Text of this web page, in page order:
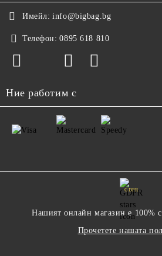
Имейл: info@bigbag.bg
Телефон: 0895 618 810
Ние работим с
GDPR
Нашият онлайн магазин е 100%
Прочетете нашата